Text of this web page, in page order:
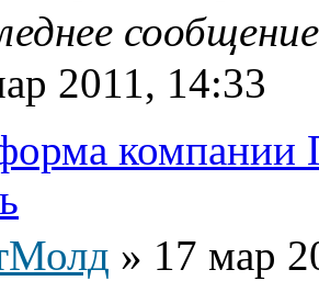
2011, 14:33
компании
» 17 мар